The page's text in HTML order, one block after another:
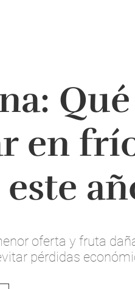
en
oferta y fruta
pérdidas